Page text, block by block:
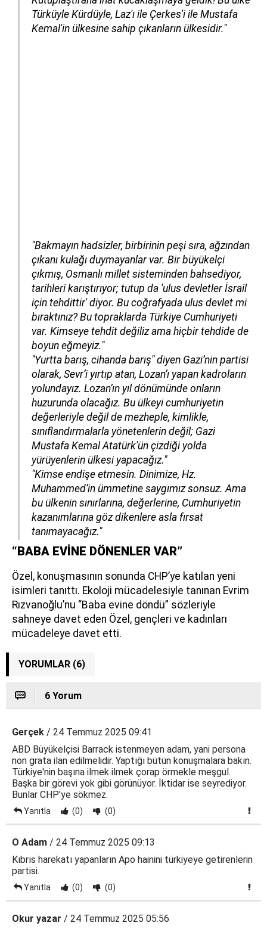
Türküyle Kürdüyle, Laz'ı ile Çerkes'i ile Mustafa
Kemal'in ülkesine sahip çıkanların ülkesidir."
"Bakmayın hadsizler, birbirinin peşi sıra, ağzından
çıkanı kulağı duymayanlar var. Bir büyükelçi
çıkmış, Osmanlı millet sisteminden bahsediyor,
tarihleri karıştırıyor; tutup da 'ulus devletler İsrail
için tehdittir' diyor. Bu coğrafyada ulus devlet mi
bıraktınız? Bu topraklarda Türkiye Cumhuriyeti
var. Kimseye tehdit değiliz ama hiçbir tehdide de
boyun eğmeyiz."
"Yurtta barış, cihanda barış" diyen Gazi’nin partisi
olarak, Sevr’i yırtıp atan, Lozan’ı yapan kadroların
yolundayız. Lozan’ın yıl dönümünde onların
huzurunda olacağız. Bu ülkeyi cumhuriyetin
değerleriyle değil de mezheple, kimlikle,
sınıflandırmalarla yönetenlerin değil; Gazi
Mustafa Kemal Atatürk'ün çizdiği yolda
yürüyenlerin ülkesi yapacağız."
"Kimse endişe etmesin. Dinimize, Hz.
Muhammed’in ümmetine saygımız sonsuz. Ama
bu ülkenin sınırlarına, değerlerine, Cumhuriyetin
kazanımlarına göz dikenlere asla fırsat
tanımayacağız."
“BABA EVİNE DÖNENLER VAR”
Özel, konuşmasının sonunda CHP’ye katılan yeni
isimleri tanıttı. Ekoloji mücadelesiyle tanınan Evrim
Rızvanoğlu’nu “Baba evine döndü” sözleriyle
sahneye davet eden Özel, gençleri ve kadınları
mücadeleye davet etti.
YORUMLAR (6)
6 Yorum
Gerçek / 24 Temmuz 2025 09:41
ABD Büyükelçisi Barrack istenmeyen adam, yani persona
non grata ilan edilmelidir. Yaptığı bütün konuşmalara bakın.
Türkiye'nin başına ilmek ilmek çorap örmekle meşgul.
Başka bir görevi yok gibi görünüyor. İktidar ise seyrediyor.
Bunlar CHP'ye sökmez.
Yanıtla (0) (0)
O Adam / 24 Temmuz 2025 09:13
Kıbrıs harekatı yapanların Apo hainini türkiyeye getirenlerin
partisi.
Yanıtla (0) (0)
Okur yazar / 24 Temmuz 2025 05:56